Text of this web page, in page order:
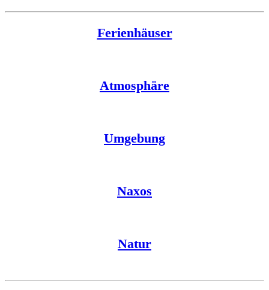
Ferienhäuser
Atmosphäre
Umgebung
Naxos
Natur